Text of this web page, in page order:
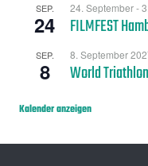
SEP.
24
24. September-
FILMFEST
SEP.
8
8. September
World
Kalender anzeigen